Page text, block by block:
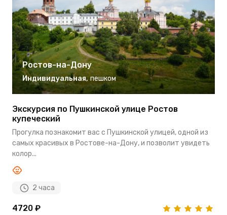
Ростов-на-Дону
Индивидуальная, пешком
Экскурсия по Пушкинской улице Ростов
купеческий
Прогулка познакомит вас с Пушкинской улицей, одной из
самых красивых в Ростове-на-Дону, и позволит увидеть
колор...
2 часа
4720 ₽